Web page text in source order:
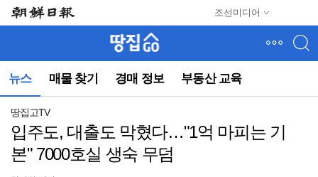
조선미디어
뉴스 매물 찾기 경매 정보 부동산 교육
뉴
(컨
땅집고TV
입주도, 대출도 막혔다…"1억 마피는 기
본" 7000호실 생숙 무덤